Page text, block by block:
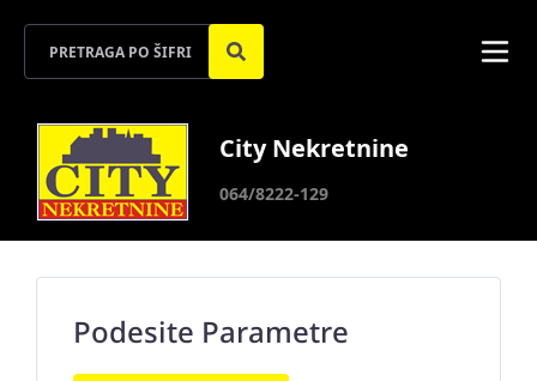
City Nekretnine
064/8222-129
Podesite Parametre